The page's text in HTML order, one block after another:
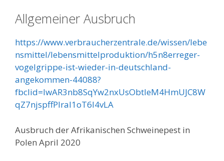
Allgemeiner Ausbruch
https://www.verbraucherzentrale.de/wissen/lebe
nsmittel/lebensmittelproduktion/h5n8erreger-
vogelgrippe-ist-wieder-in-deutschland-
angekommen-44088?
fbclid=IwAR3nb8SqYw2nxUsObtIeM4HmUJC8W
qZ7njspffPlral1oT6I4vLA
Ausbruch der Afrikanischen Schweinepest in
Polen April 2020